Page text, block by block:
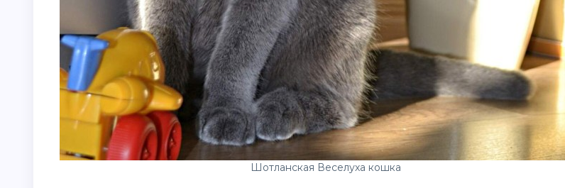
Шотланская Веселуха кошка